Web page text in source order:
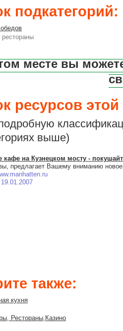
подкатегорий:
рестораны
месте вы
ресурсов этой
выше)
кафе на Кузнецком мосту -
предлагает Вашему вниманию
19.01.2007
также:
кухня
Рестораны,Казино